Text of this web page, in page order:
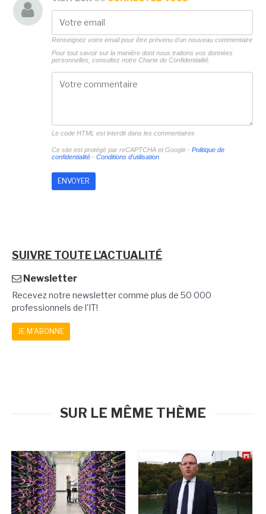
Renseignez votre email pour être prévenu d'un nouveau commentaire
Pour tout savoir sur la manière dont nous traitons vos données
personnelles, consultez notre Charte de Confidentialité.
Le code HTML est interdit dans les commentaires
Ce site est protégé par reCAPTCHA et Google - Politique de
confidentialité- Conditions d'utilisation
SUIVRE TOUTE L'ACTUALITÉ
Newsletter
Recevez notre newsletter comme plus de 50 000
professionnels de l'IT!
JE M'ABONNE
SUR LE MÊME THÈME